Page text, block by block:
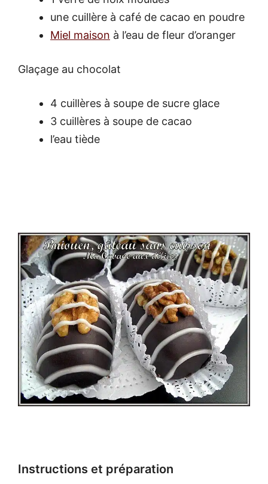
une cuillère à café de cacao en poudre
Miel maison à l’eau de fleur d’oranger
Glaçage au chocolat
4 cuillères à soupe de sucre glace
3 cuillères à soupe de cacao
l’eau tiède
Instructions et préparation